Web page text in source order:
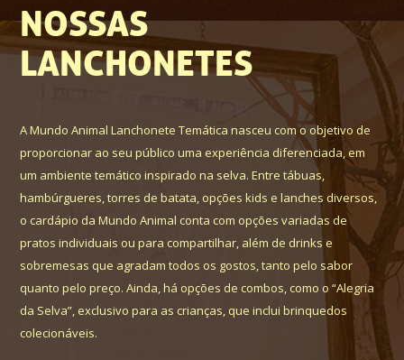
NOSSAS
LANCHONETES
A Mundo Animal Lanchonete Temática nasceu com o objetivo de
proporcionar ao seu público uma experiência diferenciada, em
um ambiente temático inspirado na selva. Entre tábuas,
hambúrgueres, torres de batata, opções kids e lanches diversos,
o cardápio da Mundo Animal conta com opções variadas de
pratos individuais ou para compartilhar, além de drinks e
sobremesas que agradam todos os gostos, tanto pelo sabor
quanto pelo preço. Ainda, há opções de combos, como o “Alegria
da Selva”, exclusivo para as crianças, que inclui brinquedos
colecionáveis.